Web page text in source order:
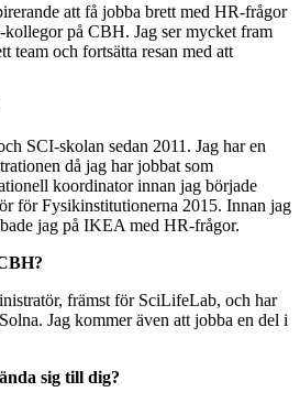
att få jobba brett med HR-frågor
på CBH. Jag ser mycket fram
team och fortsätta resan med att
SCI-skolan sedan 2011. Jag har en
då jag har jobbat som
koordinator innan jag började
för Fysikinstitutionerna 2015. Innan jag
jag på IKEA med HR-frågor.
främst för SciLifeLab, och har
Jag kommer även att jobba en del i
sig till dig?